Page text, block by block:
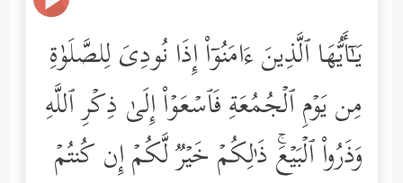
یَـٰۤأَیُّهَا ٱلَّذِینَ ءَامَنُوۤاْ إِذَا نُودِیَ لِلصَّلَوٰةِ
مِن یَوۡمِ ٱلۡجُمُعَةِ فَٱسۡعَوۡاْ إِلَىٰ ذِكۡرِ ٱللَّهِ
وَذَرُواْ ٱلۡبَیۡعَۚ ذَ ٰ⁠لِكُمۡ خَیۡرࣱ لَّكُمۡ إِن كُنتُمۡ